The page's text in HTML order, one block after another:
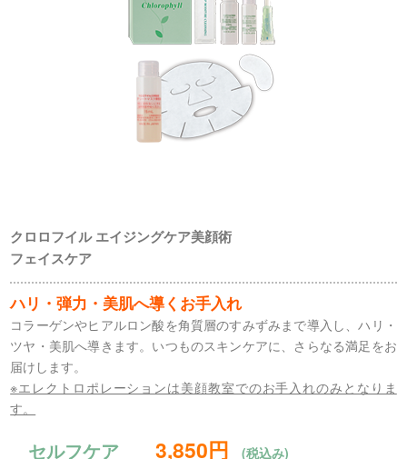
クロロフイル エイジングケア美顔術
フェイスケア
ハリ・弾力・美肌へ導くお手入れ
コラーゲンやヒアルロン酸を角質層のすみずみまで導入し、ハリ・
ツヤ・美肌へ導きます。いつものスキンケアに、さらなる満足をお
届けします。
※エレクトロポレーションは美顔教室でのお手入れのみとなりま
す。
セルフケア3,850円 (税込み)